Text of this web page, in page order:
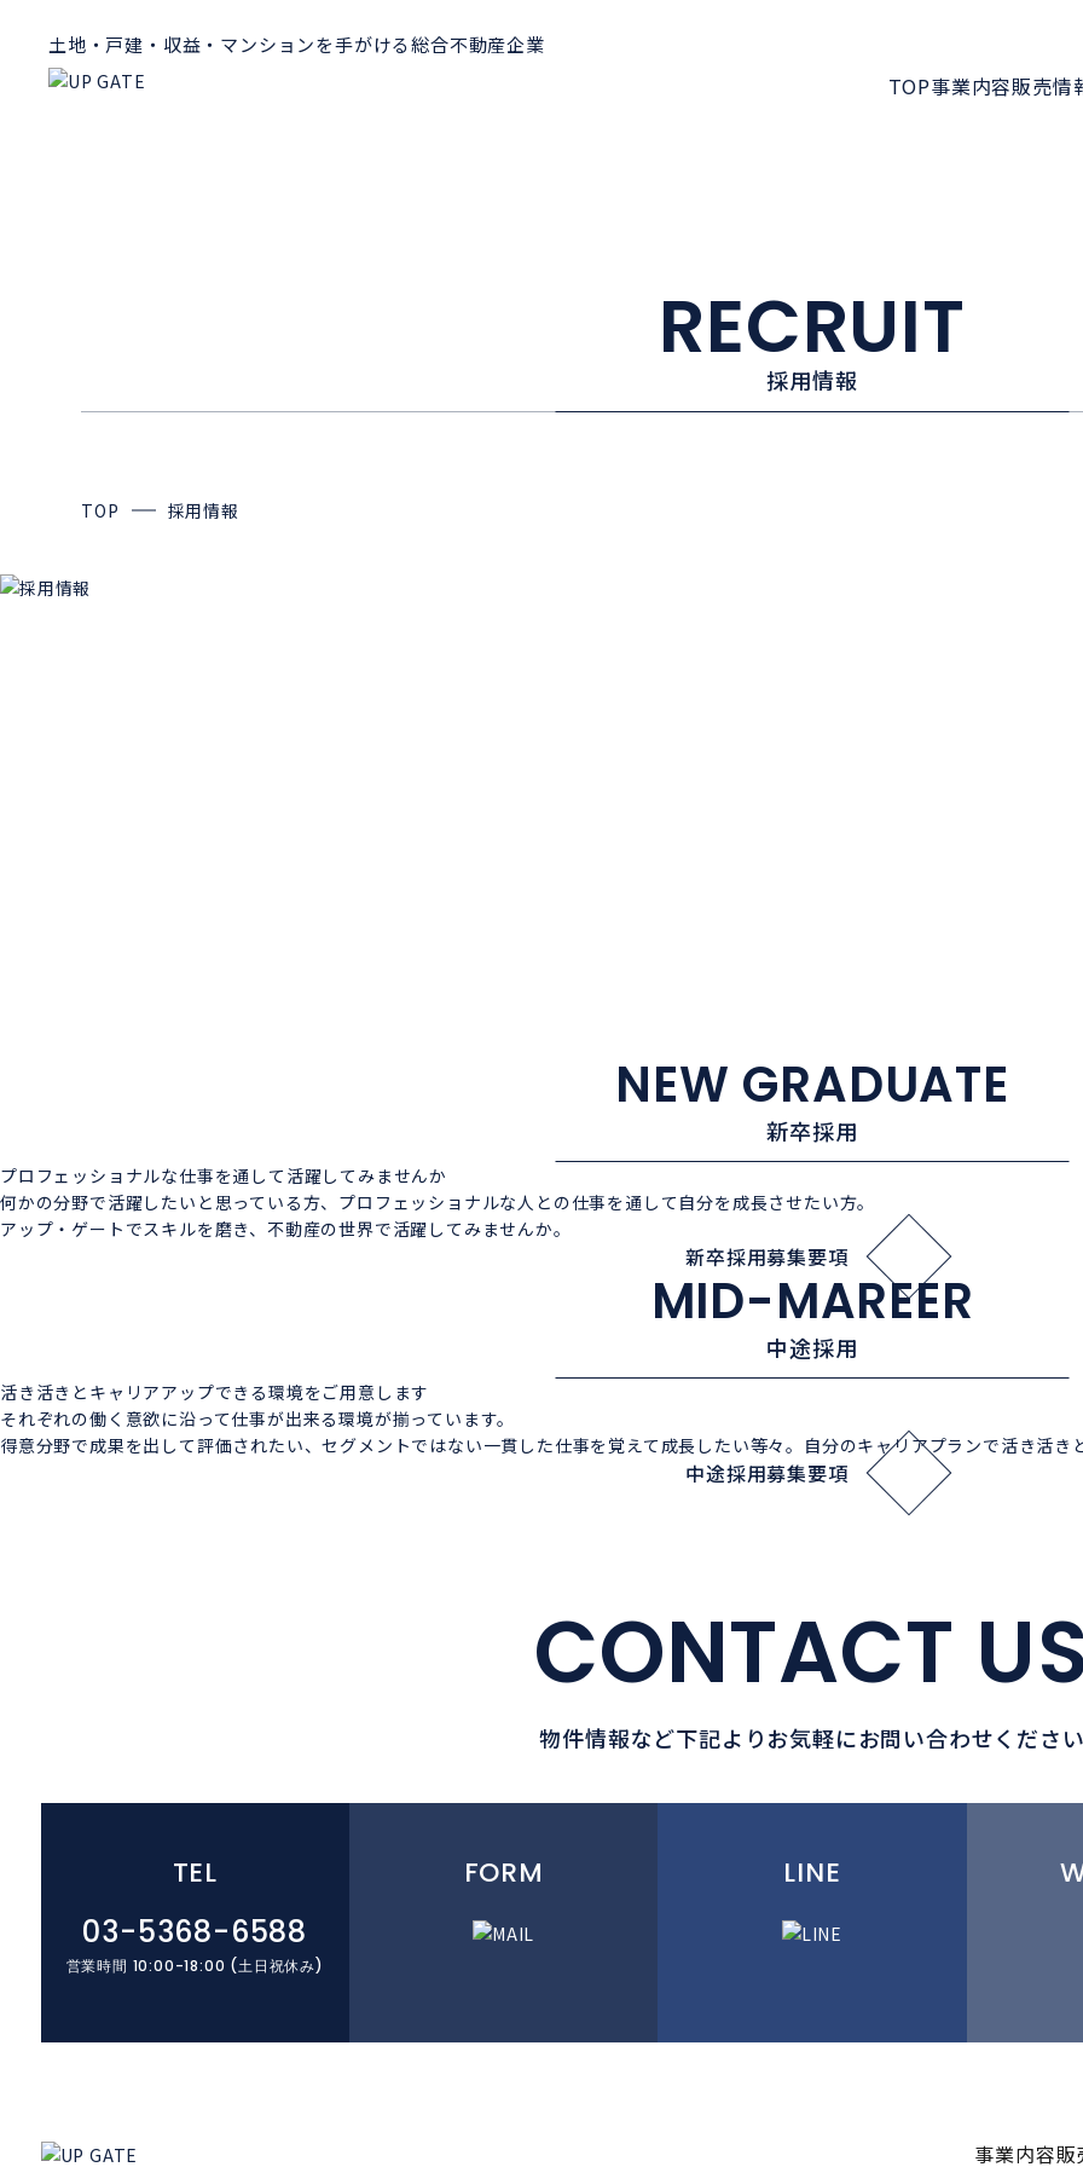
土地・戸建・収益・マンションを手がける総合不動産企業
TOP事業内容販売情
RECRUIT
採用情報
TOP 採用情報
NEW GRADUATE
新卒採用
プロフェッショナルな仕事を通して 活躍してみませんか
何かの分野で活躍したいと思っている方、プロフェッショナルな人との仕事を通して自分を成長させたい方。
アップ・ゲートでスキルを磨き、不動産の世界で活躍してみませんか。
新卒採用募集要項
MID-MAREER
中途採用
活き活きとキャリアアップできる環境をご用意します
それぞれの働く意欲に沿って仕事が出来る環境が揃っています。
得意分野で成果を出して評価されたい、セグメントではない一貫した仕事を覚えて成長したい等々。自分のキャリアプランで活き活き
中途採用募集要項
CONTACT US
物件情報など下記よりお気軽にお問い合わせください
TEL
03-5368-6588
営業時間 10:00-18:00 (土日祝休み)
FORM LINE
事業内容販